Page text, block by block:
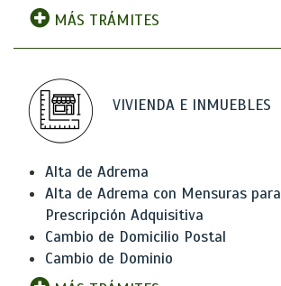
MÁS TRÁMITES
VIVIENDA E INMUEBLES
Alta de Adrema
Alta de Adrema con Mensuras para
Prescripción Adquisitiva
Cambio de Domicilio Postal
Cambio de Dominio